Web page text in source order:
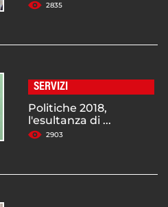
2835
SERVIZI
Politiche 2018,
l'esultanza di ...
2903